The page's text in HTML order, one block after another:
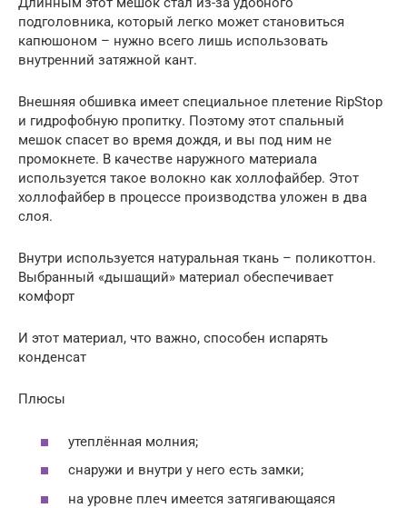
подголовника, который легко может становиться
капюшоном – нужно всего лишь использовать
внутренний затяжной кант.
Внешняя обшивка имеет специальное плетение RipStop
и гидрофобную пропитку. Поэтому этот спальный
мешок спасет во время дождя, и вы под ним не
промокнете. В качестве наружного материала
используется такое волокно как холлофайбер. Этот
холлофайбер в процессе производства уложен в два
слоя.
Внутри используется натуральная ткань – поликоттон.
Выбранный «дышащий» материал обеспечивает
комфорт
И этот материал, что важно, способен испарять
конденсат
Плюсы
утеплённая молния;
снаружи и внутри у него есть замки;
на уровне плеч имеется затягивающаяся